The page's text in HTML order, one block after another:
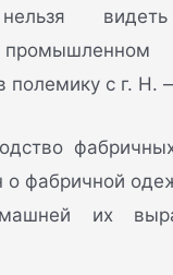
нельзя
полемику с г. Н.
о фабричной
их